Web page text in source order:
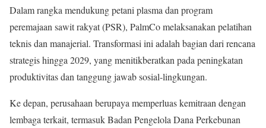
Dalam rangka mendukung petani plasma dan program
peremajaan sawit rakyat (PSR), PalmCo melaksanakan pelatihan
teknis dan manajerial. Transformasi ini adalah bagian dari rencana
strategis hingga 2029, yang menitikberatkan pada peningkatan
produktivitas dan tanggung jawab sosial-lingkungan.
Ke depan, perusahaan berupaya memperluas kemitraan dengan
lembaga terkait, termasuk Badan Pengelola Dana Perkebunan